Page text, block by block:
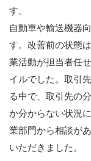
す。
自動車や輸送機器
す。改善前の状態
業活動が担当者任
イルでした。取引
る中で、取引先の
か分からない状況
業部門から相談が
いただきました。